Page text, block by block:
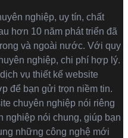
nghiệp, uy tín, chất
hơn 10 năm phát triển đã
và ngoài nước. Với quy
nghiệp, chi phí hợp lý.
vụ thiết kế website
để bạn gửi trọn niềm tin.
chuyên nghiệp nói riêng
nghiệp nói chung, giúp bạn
những công nghệ mới